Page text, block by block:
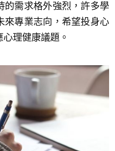
的需求格外強烈，許多學
來專業志向，希望投身心
理健康議題。